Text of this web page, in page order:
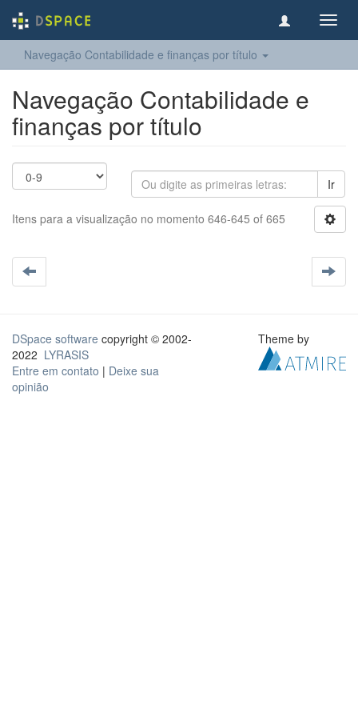
Navegação Contabilidade e finanças por título
Navegação Contabilidade e
finanças por título
Ir
Itens para a visualização no momento 646-645 of 665
DSpace software copyright © 2002-
2022 LYRASIS
Entre em contato | Deixe sua
opinião
Theme by